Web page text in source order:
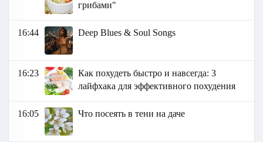
грибами"
16:44 Deep Blues & Soul Songs
16:23
Как похудеть быстро и навсегда: 3
лайфхака для эффективного похудения
16:05 Что посеять в тени на даче